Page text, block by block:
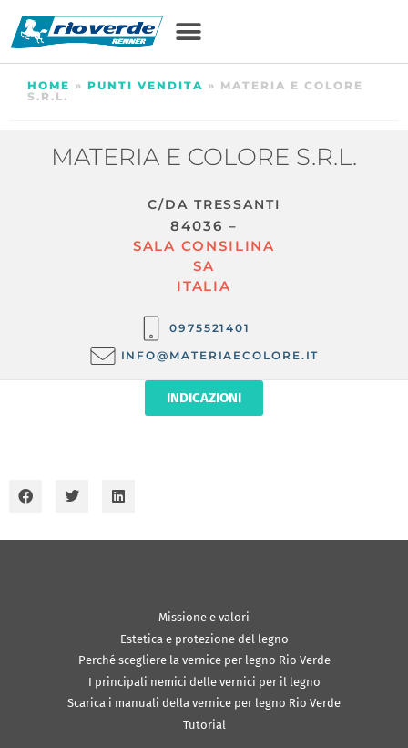
HOME » PUNTI VENDITA » MATERIA E COLORE
S.R.L.
MATERIA E COLORE S.R.L.
C/DA TRESSANTI
84036 –
SALA CONSILINA
SA
ITALIA
0975521401
INFO@MATERIAECOLORE.IT
INDICAZIONI
Missione e valori
Estetica e protezione del legno
Perché scegliere la vernice per legno Rio Verde
I principali nemici delle vernici per il legno
Scarica i manuali della vernice per legno Rio Verde
Tutorial